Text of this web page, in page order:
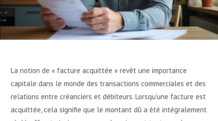
La notion de « facture acquittée » revêt une importance
capitale dans le monde des transactions commerciales et des
relations entre créanciers et débiteurs. Lorsqu’une facture est
acquittée, cela signifie que le montant dû a été intégralement